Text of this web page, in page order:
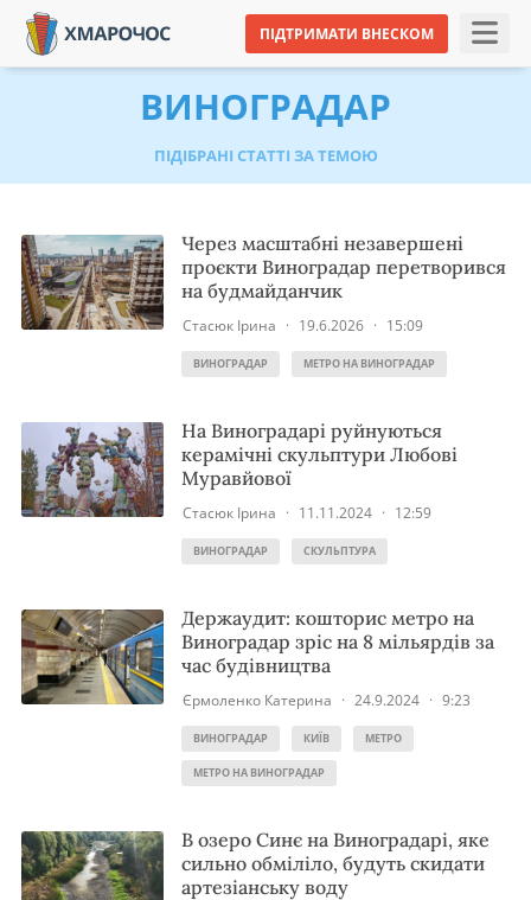
ПІДТРИМАТИ ВНЕСКОМ
ВИНОГРАДАР
ПІДІБРАНІ СТАТТІ ЗА ТЕМОЮ
Через масштабні незавершені
проєкти Виноградар перетворився
на будмайданчик
Стасюк Ірина · 19.6.2026 · 15:09
ВИНОГРАДАР МЕТРО НА ВИНОГРАДАР
На Виноградарі руйнуються
керамічні скульптури Любові
Муравйової
Стасюк Ірина · 11.11.2024 · 12:59
ВИНОГРАДАР СКУЛЬПТУРА
Держаудит: кошторис метро на
Виноградар зріс на 8 мільярдів за
час будівництва
Єрмоленко Катерина · 24.9.2024 · 9:23
ВИНОГРАДАР КИЇВ МЕТРО
МЕТРО НА ВИНОГРАДАР
В озеро Синє на Виноградарі, яке
сильно обміліло, будуть скидати
артезіанську воду